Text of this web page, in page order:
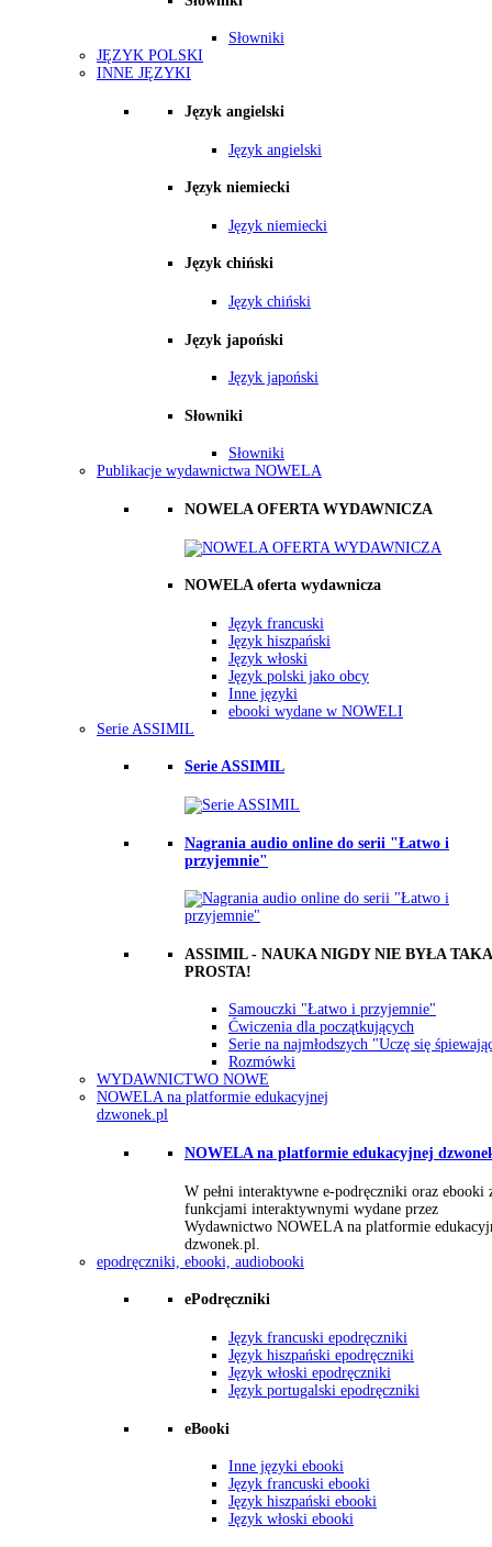
Słowniki
JĘZYK POLSKI
INNE JĘZYKI
Język angielski
Język angielski
Język niemiecki
Język niemiecki
Język chiński
Język chiński
Język japoński
Język japoński
Słowniki
Słowniki
Publikacje wydawnictwa NOWELA
NOWELA OFERTA WYDAWNICZA
NOWELA oferta wydawnicza
Język francuski
Język hiszpański
Język włoski
Język polski jako obcy
Inne języki
ebooki wydane w NOWELI
Serie ASSIMIL
Serie ASSIMIL
Nagrania audio online do serii "Łatwo i
przyjemnie"
ASSIMIL - NAUKA NIGDY NIE BYŁA TAKA
PROSTA!
Samouczki "Łatwo i przyjemnie"
Ćwiczenia dla początkujących
Serie na najmłodszych "Uczę się
Rozmówki
WYDAWNICTWO NOWE
NOWELA na platformie edukacyjnej
dzwonek.pl
NOWELA na platformie edukacyjnej
W pełni interaktywne e-podręczniki oraz ebooki
funkcjami interaktywnymi wydane przez
Wydawnictwo NOWELA na platformie
dzwonek.pl.
epodręczniki, ebooki, audiobooki
ePodręczniki
Język francuski epodręczniki
Język hiszpański epodręczniki
Język włoski epodręczniki
Język portugalski epodręczniki
eBooki
Inne języki ebooki
Język francuski ebooki
Język hiszpański ebooki
Język włoski ebooki